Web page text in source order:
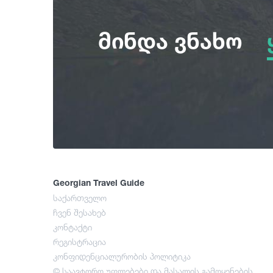
მინდა ვნახო
Georgian Travel Guide
საქართველო
ჩვენ შესახებ
კონტაქტი
რეგისტრაცია
კონფიდენციალურობის პოლიტიკა
© საავტორო უფლებები და მასალის გამოყენების